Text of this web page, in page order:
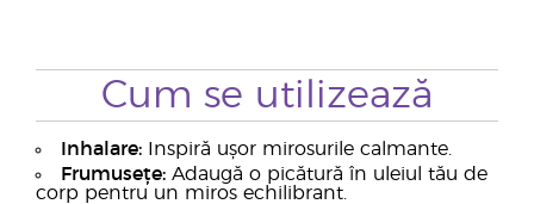
Cum se utilizează
Inhalare:
Inspiră ușor mirosurile calmante.
Frumusețe: Adaugă o picătură în uleiul tău de
corp pentru un miros echilibrant.